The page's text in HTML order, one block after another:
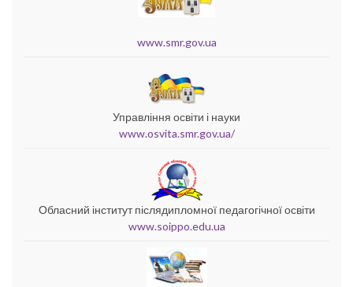
www.smr.gov.ua
Управління освіти і науки
www.osvita.smr.gov.ua/
Обласний інститут післядипломної педагогічної освіти
www.soippo.edu.ua